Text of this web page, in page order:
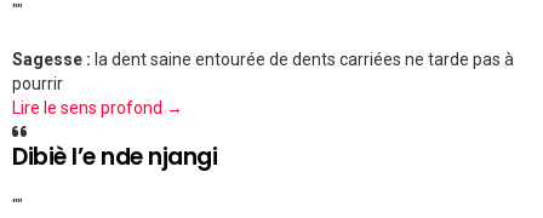
""
Sagesse : la dent saine entourée de dents carriées ne tarde pas à
pourrir
Lire le sens profond →
Dibiè l’e nde njangi
""